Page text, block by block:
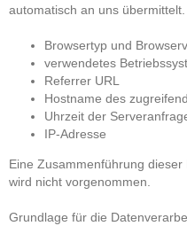
automatisch an uns
Browsertyp und
verwendetes
Referrer URL
Hostname des
Uhrzeit der
IP-Adresse
Eine Zusammenführung
wird nicht vorgenommen.
Grundlage für die